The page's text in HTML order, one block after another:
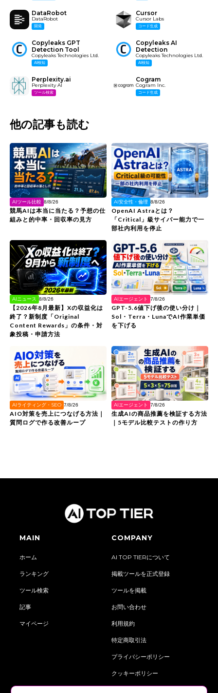
DataRobot
DataRobot
開発
Cursor
Cursor Labs
コード生成
Copyleaks GPT
Detection Tool
Copyleaks Technologies Ltd.
AI検知
Copyleaks AI
Detection
Copyleaks Technologies Ltd.
AI検知
Perplexity.ai
Perplexity AI
ツール検索
Cogram
Cogram Inc.
コード生成
他の記事も読む
AIツール比較 8/8/26
競馬AIは本当に当たる？予想の仕
組みと的中率・回収率の見方
AI安全性・倫理 8/8/26
OpenAI Astraとは？
「Critical」級サイバー能力で一
部社内利用を停止
AIニュース 8/8/26
【2026年8月最新】Xの収益化は
終了？新制度「Original
Content Rewards」の条件・対
象投稿・申請方法
AIエージェント 7/8/26
GPT-5.6値下げ後の使い分け｜
Sol・Terra・LunaでAI作業単価
を下げる
AIライティング・SEO 7/8/26
AIO対策を売上につなげる方法｜
質問ログで作る改善ループ
AIエージェント 7/8/26
生成AIの商品推薦を検証する方法
｜5モデル比較テストの作り方
MAIN
ホーム
ランキング
ツール検索
記事
マイページ
COMPANY
AI TOP TIERについて
掲載ツールを正式登録
ツールを掲載
お問い合わせ
利用規約
特定商取引法
プライバシーポリシー
クッキーポリシー